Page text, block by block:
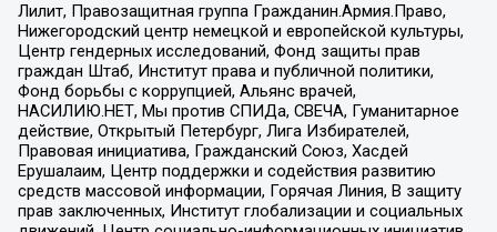
Лилит, Правозащитная группа Гражданин.Армия.Право,
Нижегородский центр немецкой и европейской культуры,
Центр гендерных исследований, Фонд защиты прав
граждан Штаб, Институт права и публичной политики,
Фонд борьбы с коррупцией, Альянс врачей,
НАСИЛИЮ.НЕТ, Мы против СПИДа, СВЕЧА, Гуманитарное
действие, Открытый Петербург, Лига Избирателей,
Правовая инициатива, Гражданский Союз, Хасдей
Ерушалаим, Центр поддержки и содействия развитию
средств массовой информации, Горячая Линия, В защиту
прав заключенных, Институт глобализации и социальных